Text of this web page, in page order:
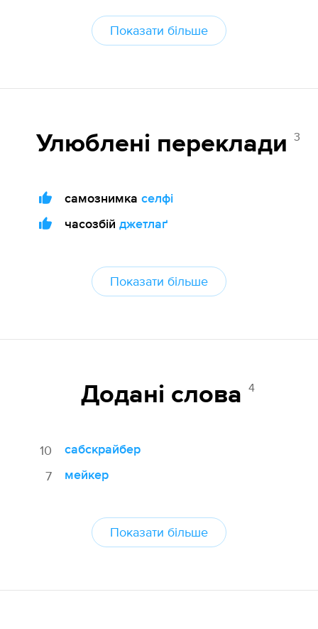
Показати більше
Улюблені переклади 3
самознимка селфі
часозбій джетлаґ
Показати більше
Додані cлова 4
10
сабскрайбер
7
мейкер
Показати більше